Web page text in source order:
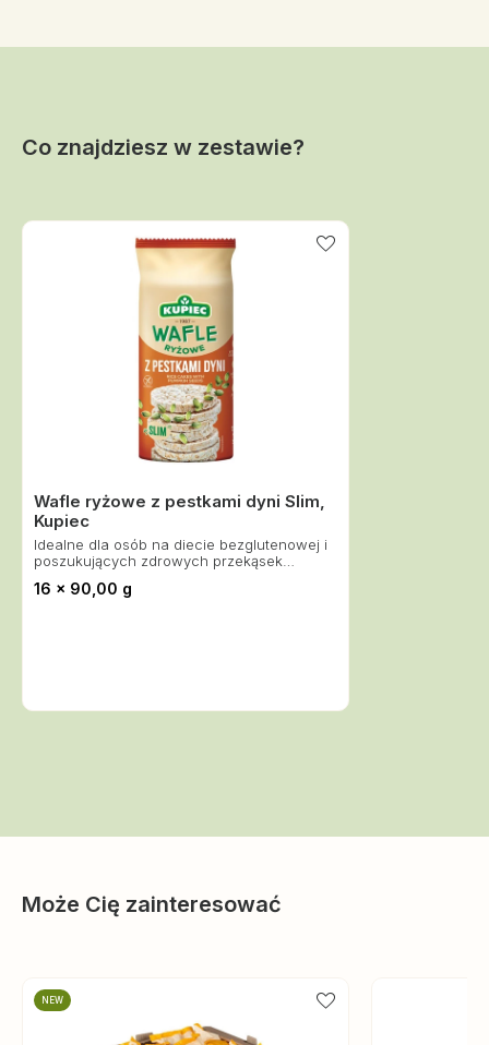
Co znajdziesz w zestawie?
Wafle ryżowe z pestkami dyni Slim,
Kupiec
Idealne dla osób na diecie bezglutenowej i
poszukujących zdrowych przekąsek
16 x 90,00 g
Może Cię zainteresować
NEW